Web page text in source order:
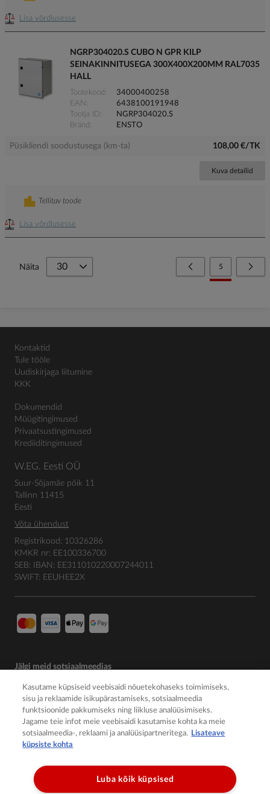
Lisa võrdlusesse
NGRP304020.S CUBO N GPR KILP
SEINAKINNITUSEGA 300X400X200MM RAL7035
HALL
Tootekood
34000400258
EAN
6438100191948
Tootja ID
NGRP304020.S
Bränd
ENSTO
Püsikliendi soodustusega (km-ta) 108,00 €/TK
Kuva detailid
Lisa võrdlusesse
Tellitav toode
Page You're currently
5
Näita
Kontaktid
Tule tööle
Uudiskirjaga liitumine
KKK
Dokumendid
Müügitingimused
Privaatsustingimused
Krediiditingimused
W.EG. Eesti OÜ
Suur-Sõjamäe põik 11
Tallinn 11415
Eesti
Võta ühendust
Registrikood: 10326286
KMKR nr: EE100336700
SEB: IBAN: EE311010220007244011
SWIFT: EEUHEE2X
Jälgi meid sotsiaalmeedias
Kasutame küpsiseid veebisaidi nõuetekohaseks toimimiseks,
sisu ja reklaamide isikupärastamiseks, sotsiaalmeedia
funktsioonide pakkumiseks ning liikluse analüüsimiseks.
Jagame teie infot meie veebisaidi kasutamise kohta ka meie
sotsiaalmeedia-, reklaami ja analüüsipartneritega. Lisateave
küpsiste kohta
Luba kõik küpsised